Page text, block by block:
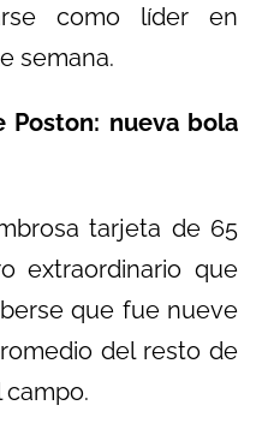
como líder en
semana.
Poston: nueva bola
tarjeta de 65
extraordinario que
que fue nueve
del resto de